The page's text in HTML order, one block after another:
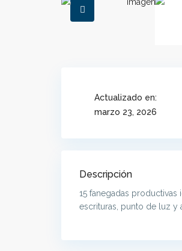
Actualizado en:
marzo 23, 2026
Descripción
15 fanegadas productivas
escrituras, punto de luz y